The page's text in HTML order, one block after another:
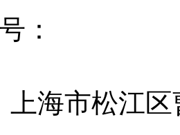
：
上海市松江区